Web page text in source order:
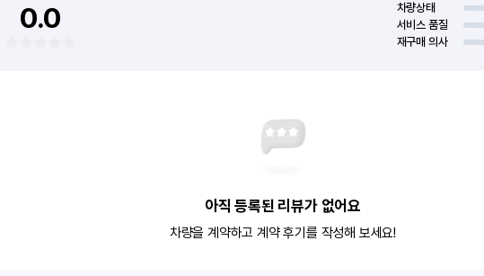
0.0 차량상태
서비스 품질
재구매 의사
아직 등록된 리뷰가 없어요
차량을 계약하고 계약 후기를 작성해 보세요!